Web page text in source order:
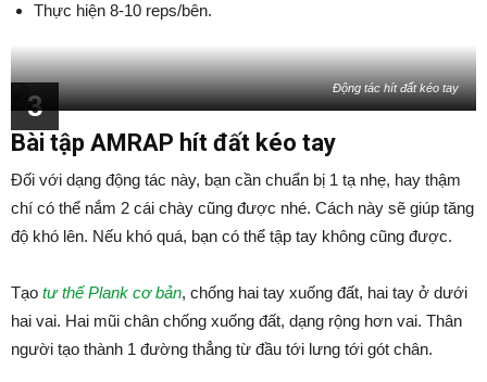
Thực hiện 8-10 reps/bên.
3
Động tác hít đất kéo tay
Bài tập AMRAP hít đất kéo tay
Đối với dạng động tác này, bạn cần chuẩn bị 1 tạ nhẹ, hay thậm
chí có thể nắm 2 cái chày cũng được nhé. Cách này sẽ giúp tăng
độ khó lên. Nếu khó quá, bạn có thể tập tay không cũng được.
Tạo tư thế Plank cơ bản, chống hai tay xuống đất, hai tay ở dưới
hai vai. Hai mũi chân chống xuống đất, dạng rộng hơn vai. Thân
người tạo thành 1 đường thẳng từ đầu tới lưng tới gót chân.